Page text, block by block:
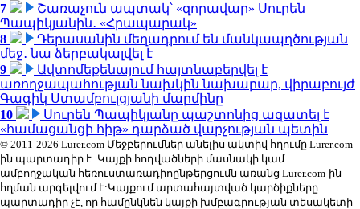
7
Շառաչուն ապտակ՝ «զորավար» Սուրեն
Պապիկյանին․ «Հրապարակ»
8
Դերասանին մեղադրում են մանկապղծության
մեջ․ նա ձերբակալվել է
9
Ավտոմեքենայում հայտնաբերվել է
առողջապահության նախկին նախարար, վիրաբույժ
Գագիկ Ստամբուլցյանի մարմինը
10
Սուրեն Պապիկյանը պաշտոնից ազատել է
«համացանցի հիթ» դարձած վարչության պետին
© 2011-2026 Lurer.com Մեջբերումներ անելիս ակտիվ հղումը Lurer.com-
ին պարտադիր է: Կայքի հոդվածների մասնակի կամ
ամբողջական հեռուստառադիոընթերցումն առանց Lurer.com-ին
հղման արգելվում է:Կայքում արտահայտված կարծիքները
պարտադիր չէ, որ համընկնեն կայքի խմբագրության տեսակետի